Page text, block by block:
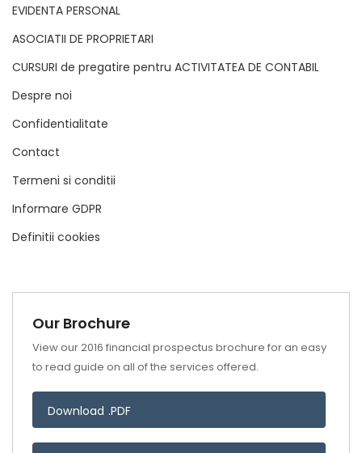
EVIDENTA PERSONAL
ASOCIATII DE PROPRIETARI
CURSURI de pregatire pentru ACTIVITATEA DE CONTABIL
Despre noi
Confidentialitate
Contact
Termeni si conditii
Informare GDPR
Definitii cookies
Our Brochure
View our 2016 financial prospectus brochure for an easy
to read guide on all of the services offered.
Download .PDF